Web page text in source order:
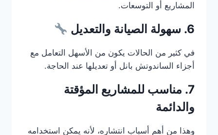
المشاريع أو التوسعات.
6. سهولة الصيانة والتعديل
في كثير من الحالات يكون من الأسهل التعامل مع
أجزاء الساندوتش بانل أو تعديلها عند الحاجة.
7. مناسب للمشاريع المؤقتة
والدائمة
وهذا من أهم أسباب انتشاره، لأنه يمكن استخدامه